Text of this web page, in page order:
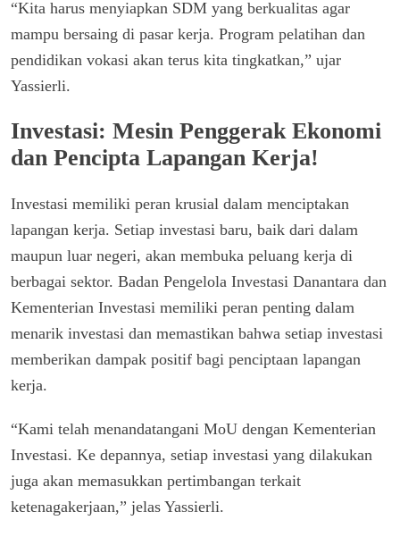
“Kita harus menyiapkan SDM yang berkualitas agar
mampu bersaing di pasar kerja. Program pelatihan dan
pendidikan vokasi akan terus kita tingkatkan,” ujar
Yassierli.
Investasi: Mesin Penggerak Ekonomi
dan Pencipta Lapangan Kerja!
Investasi memiliki peran krusial dalam menciptakan
lapangan kerja. Setiap investasi baru, baik dari dalam
maupun luar negeri, akan membuka peluang kerja di
berbagai sektor. Badan Pengelola Investasi Danantara dan
Kementerian Investasi memiliki peran penting dalam
menarik investasi dan memastikan bahwa setiap investasi
memberikan dampak positif bagi penciptaan lapangan
kerja.
“Kami telah menandatangani MoU dengan Kementerian
Investasi. Ke depannya, setiap investasi yang dilakukan
juga akan memasukkan pertimbangan terkait
ketenagakerjaan,” jelas Yassierli.